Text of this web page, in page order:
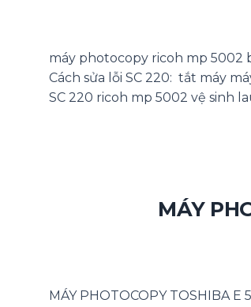
máy photocopy ricoh mp 5002
Cách sửa lỗi SC 220: tắt máy
SC 220 ricoh mp 5002 vệ sinh
MÁY
MÁY PHOTOCOPY TOSHIBA